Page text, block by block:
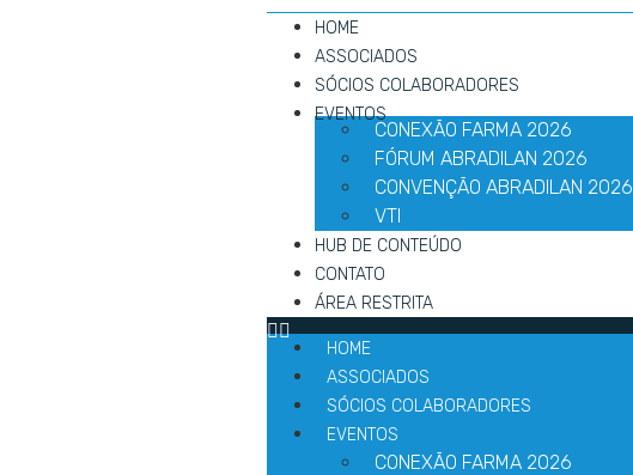
HOME
ASSOCIADOS
SÓCIOS COLABORADORES
EVENTOS
CONEXÃO FARMA 2026
FÓRUM ABRADILAN 2026
CONVENÇÃO ABRADILAN 2026
VTI
HUB DE CONTEÚDO
CONTATO
ÁREA RESTRITA
HOME
ASSOCIADOS
SÓCIOS COLABORADORES
EVENTOS
CONEXÃO FARMA 2026